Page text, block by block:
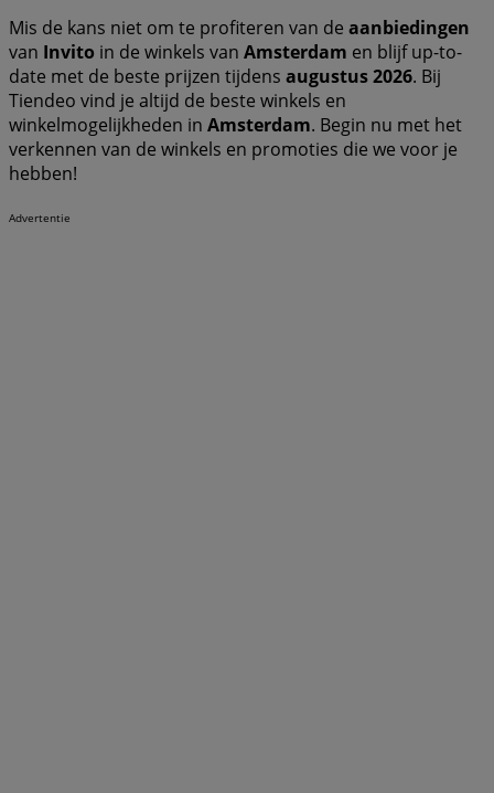
Mis de kans niet om te profiteren van de aanbiedingen
van Invito in de winkels van Amsterdam en blijf up-to-
date met de beste prijzen tijdens augustus 2026. Bij
Tiendeo vind je altijd de beste winkels en
winkelmogelijkheden in Amsterdam. Begin nu met het
verkennen van de winkels en promoties die we voor je
hebben!
Advertentie